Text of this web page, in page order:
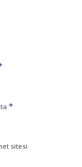
*
sitesi